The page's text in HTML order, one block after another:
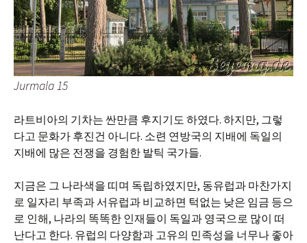
Jurmala 15
라트비아의 기차는 싼만큼 후지기도 하였다. 하지만, 그렇
다고 문화가 후진건 아니다. 소련 연방국의 지배에 독일의
지배에 많은 전쟁을 경험한 발틱 국가들.
지금은 그 나라색을 띠며 독립하였지만, 동유럽과 마찬가지
로 일자리 부족과 서유럽과 비교하면 턱없는 낮은 임금 등으
로 인해, 나라의 똑똑한 인재들이 독일과 영국으로 많이 떠
난다고 한다. 유럽의 다양함과 고유의 민족성을 너무나 좋아